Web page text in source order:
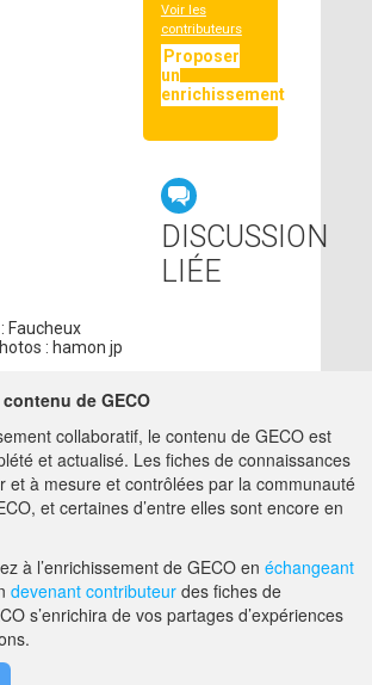
Voir les
contributeurs
Proposer
un
enrichissement
DISCUSSION
LIÉE
: Faucheux
: hamon jp
ADMIN GECO
MATTHIEU.HIRSCHY@ACTA.ASSO.FR
DE GECO AIDE
de GECO
collaboratif, le contenu de GECO est
et actualisé. Les fiches de connaissances
et à mesure et contrôlées par la communauté
et certaines d’entre elles sont encore en
à l’enrichissement de GECO en échangeant
devenant contributeur des fiches de
s’enrichira de vos partages d’expériences